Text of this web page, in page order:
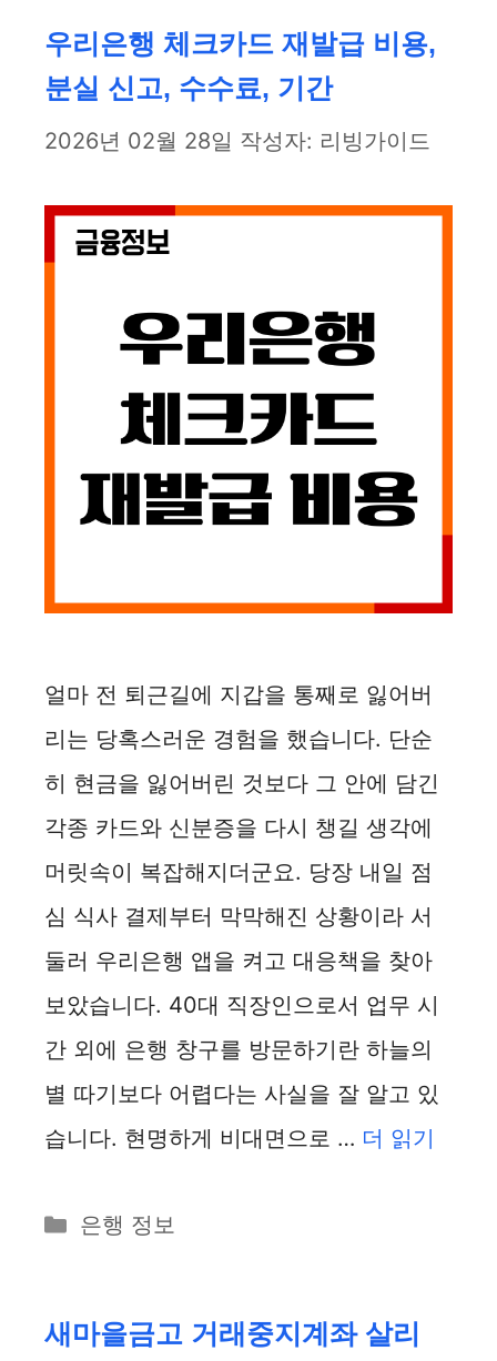
리
우리은행 체크카드 재발급 비용,
분실 신고, 수수료, 기간
2026년 02월 28일 작성자: 리빙가이드
얼마 전 퇴근길에 지갑을 통째로 잃어버
리는 당혹스러운 경험을 했습니다. 단순
히 현금을 잃어버린 것보다 그 안에 담긴
각종 카드와 신분증을 다시 챙길 생각에
머릿속이 복잡해지더군요. 당장 내일 점
심 식사 결제부터 막막해진 상황이라 서
둘러 우리은행 앱을 켜고 대응책을 찾아
보았습니다. 40대 직장인으로서 업무 시
간 외에 은행 창구를 방문하기란 하늘의
별 따기보다 어렵다는 사실을 잘 알고 있
습니다. 현명하게 비대면으로 … 더 읽기
카
리
은행 정보
새마을금고 거래중지계좌 살리